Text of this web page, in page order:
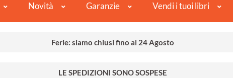
Novità Garanzie Vendi i tuoi libri
Ferie: siamo chiusi fino al 24 Agosto
LE SPEDIZIONI SONO SOSPESE